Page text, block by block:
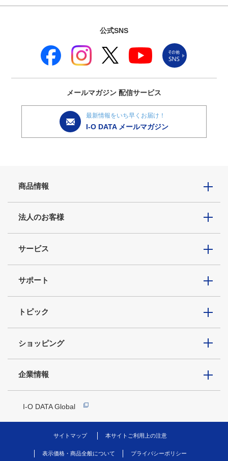
公式SNS
メールマガジン 配信サービス
最新情報をいち早くお届け！
I-O DATA メールマガジン
商品情報
法人のお客様
サービス
サポート
トピック
ショッピング
企業情報
I-O DATA Global
サイトマップ 本サイトご利用上の注意
表示価格・商品全般について プライバシーポリシー